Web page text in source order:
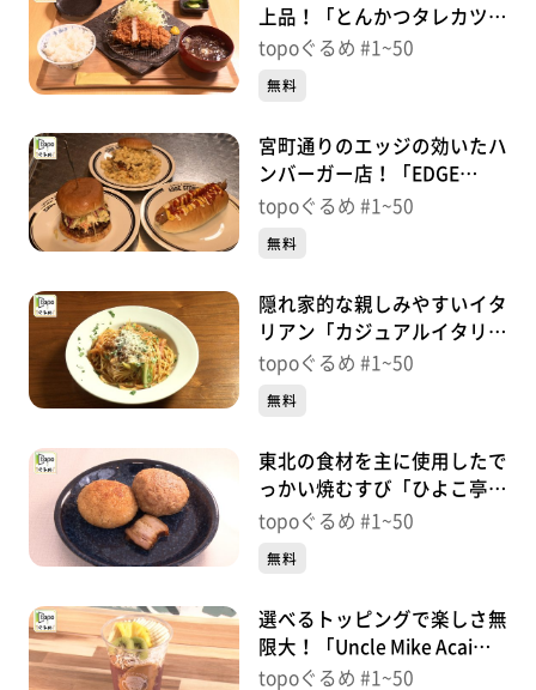
上品！「とんかつタレカツ大
福」（富谷市富谷大清水下）
topoぐるめ #1~50
無料
宮町通りのエッジの効いたハ
ンバーガー店！「EDGE
STORE」（青葉区宮町）＃
topoぐるめ #1~50
無料
隠れ家的な親しみやすいイタ
リアン「カジュアルイタリア
ン 翔～と～」（青葉区上
topoぐるめ #1~50
無料
東北の食材を主に使用したで
っかい焼むすび「ひよこ亭」
（青葉区支倉町）＃
topoぐるめ #1~50
無料
選べるトッピングで楽しさ無
限大！「Uncle Mike Acai
Bar」（青葉区柏木）＃
topoぐるめ #1~50